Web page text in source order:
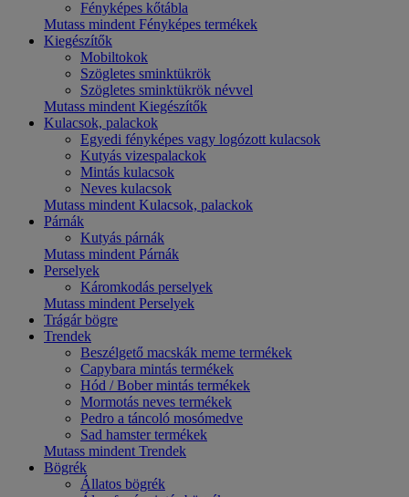
Fényképes kőtábla
Mutass mindent Fényképes termékek
Kiegészítők
Mobiltokok
Szögletes sminktükrök
Szögletes sminktükrök névvel
Mutass mindent Kiegészítők
Kulacsok, palackok
Egyedi fényképes vagy logózott kulacsok
Kutyás vizespalackok
Mintás kulacsok
Neves kulacsok
Mutass mindent Kulacsok, palackok
Párnák
Kutyás párnák
Mutass mindent Párnák
Perselyek
Káromkodás perselyek
Mutass mindent Perselyek
Trágár bögre
Trendek
Beszélgető macskák meme termékek
Capybara mintás termékek
Hód / Bober mintás termékek
Mormotás neves termékek
Pedro a táncoló mosómedve
Sad hamster termékek
Mutass mindent Trendek
Bögrék
Állatos bögrék